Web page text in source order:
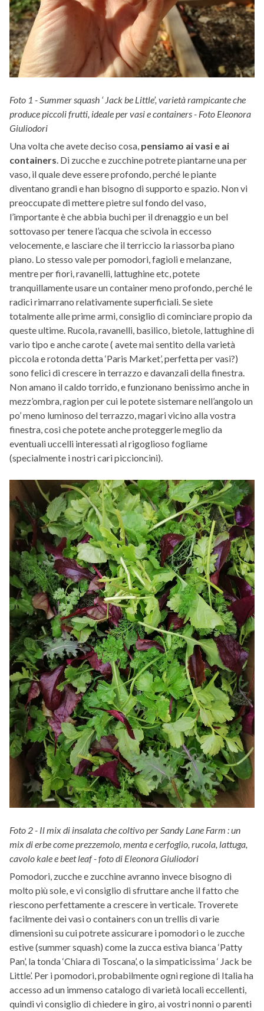
Foto 1 - Summer squash ‘ Jack be Little’, varietà rampicante che
produce piccoli frutti, ideale per vasi e containers - Foto Eleonora
Giuliodori
Una volta che avete deciso cosa, pensiamo ai vasi e ai
containers. Di zucche e zucchine potrete piantarne una per
vaso, il quale deve essere profondo, perché le piante
diventano grandi e han bisogno di supporto e spazio. Non vi
preoccupate di mettere pietre sul fondo del vaso,
l’importante è che abbia buchi per il drenaggio e un bel
sottovaso per tenere l’acqua che scivola in eccesso
velocemente, e lasciare che il terriccio la riassorba piano
piano. Lo stesso vale per pomodori, fagioli e melanzane,
mentre per fiori, ravanelli, lattughine etc, potete
tranquillamente usare un container meno profondo, perché le
radici rimarrano relativamente superficiali. Se siete
totalmente alle prime armi, consiglio di cominciare propio da
queste ultime. Rucola, ravanelli, basilico, bietole, lattughine di
vario tipo e anche carote ( avete mai sentito della varietà
piccola e rotonda detta ‘Paris Market’, perfetta per vasi?)
sono felici di crescere in terrazzo e davanzali della finestra.
Non amano il caldo torrido, e funzionano benissimo anche in
mezz’ombra, ragion per cui le potete sistemare nell’angolo un
po’ meno luminoso del terrazzo, magari vicino alla vostra
finestra, cosi che potete anche proteggerle meglio da
eventuali uccelli interessati al rigoglioso fogliame
(specialmente i nostri cari piccioncini).
Foto 2 - Il mix di insalata che coltivo per Sandy Lane Farm : un
mix di erbe come prezzemolo, menta e cerfoglio, rucola, lattuga,
cavolo kale e beet leaf - foto di Eleonora Giuliodori
Pomodori, zucche e zucchine avranno invece bisogno di
molto più sole, e vi consiglio di sfruttare anche il fatto che
riescono perfettamente a crescere in verticale. Troverete
facilmente dei vasi o containers con un trellis di varie
dimensioni su cui potrete assicurare i pomodori o le zucche
estive (summer squash) come la zucca estiva bianca ‘Patty
Pan’, la tonda ‘Chiara di Toscana’, o la simpaticissima ‘ Jack be
Little’. Per i pomodori, probabilmente ogni regione di Italia ha
accesso ad un immenso catalogo di varietà locali eccellenti,
quindi vi consiglio di chiedere in giro, ai vostri nonni o parenti